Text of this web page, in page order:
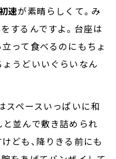
速が素晴らしくて。み
するんですよ。台座は
って食べるのにもちょ
うどいいぐらいなん
スペースいっぱいに和
並んで敷き詰められ
ども、降りきる前にも